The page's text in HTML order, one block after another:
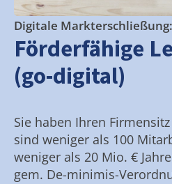
Digitale Markterschließung:
Förderfähige
(go-digital)
Sie haben Ihren
sind weniger als 100
weniger als 20 Mio. €
gem. De-minimis-